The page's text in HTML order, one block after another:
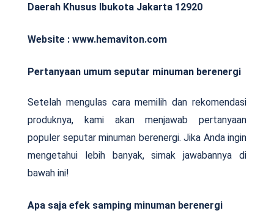
Daerah Khusus Ibukota Jakarta 12920
Website : www.hemaviton.com
Pertanyaan umum seputar minuman berenergi
Setelah mengulas cara memilih dan rekomendasi
produknya, kami akan menjawab pertanyaan
populer seputar minuman berenergi. Jika Anda ingin
mengetahui lebih banyak, simak jawabannya di
bawah ini!
Apa saja efek samping minuman berenergi